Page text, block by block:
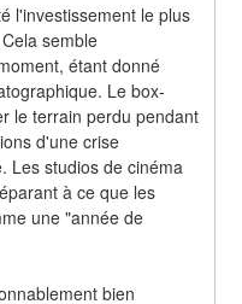
l'investissement le plus
semble
étant donné
Le box-
le terrain perdu pendant
d'une crise
Les studios de cinéma
à ce que les
une "année de
bien